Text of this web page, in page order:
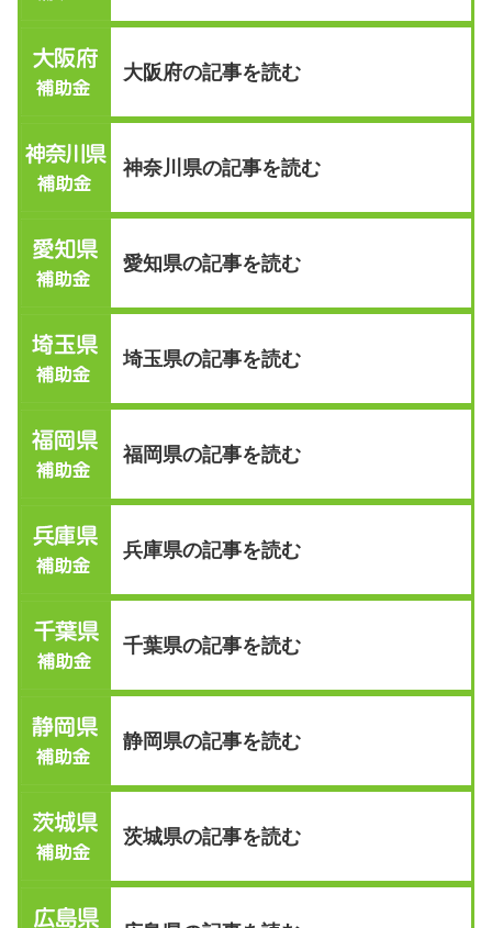
大阪府の記事を読む
神奈川県の記事を読む
愛知県の記事を読む
埼玉県の記事を読む
福岡県の記事を読む
兵庫県の記事を読む
千葉県の記事を読む
静岡県の記事を読む
茨城県の記事を読む